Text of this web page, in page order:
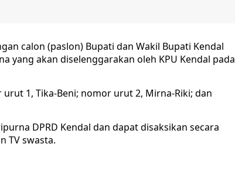
calon (paslon) Bupati dan Wakil Bupati Kendal
yang akan diselenggarakan oleh KPU Kendal pada
1, Tika-Beni; nomor urut 2, Mirna-Riki; dan
DPRD Kendal dan dapat disaksikan secara
TV swasta.